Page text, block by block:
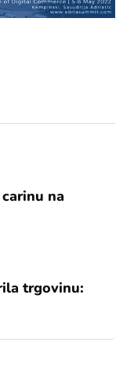
na
trgovinu: